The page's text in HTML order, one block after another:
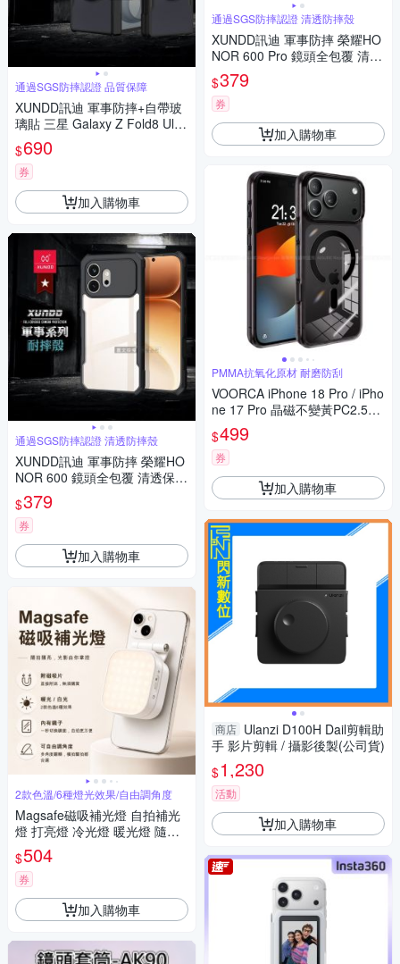
通過SGS防摔認證 品質保障
XUNDD訊迪 軍事防摔+自帶玻
璃貼 三星 Galaxy Z Fold8 Ultr
a 鏡頭全包覆 摺疊磁吸手機殼
(夜幕黑)
$690
券
加入購物車
通過SGS防摔認證 清透防摔殼
XUNDD訊迪 軍事防摔 榮耀HO
NOR 600 鏡頭全包覆 清透保護
殼 手機殼(夜幕黑)
$379
券
加入購物車
2款色溫/6種燈光效果/自由調角度
Magsafe磁吸補光燈 自拍補光
燈 打亮燈 冷光燈 暖光燈 隨拍
磁吸架 磁吸自拍燈 手機補光燈
手機鏡子 補光神器
$504
券
加入購物車
通過SGS防摔認證 清透防摔殼
XUNDD訊迪 軍事防摔 榮耀HO
NOR 600 Pro 鏡頭全包覆 清透
保護殼 手機殼(夜幕黑)
$379
券
加入購物車
PMMA抗氧化原材 耐磨防刮
VOORCA iPhone 18 Pro / iPho
ne 17 Pro 晶磁不變黃PC2.5防
摔殼-附相機電子拍照鍵
$499
券
加入購物車
商店 Ulanzi D100H Dail剪輯助
手 影片剪輯 / 攝影後製(公司貨)
$1,230
活動
加入購物車